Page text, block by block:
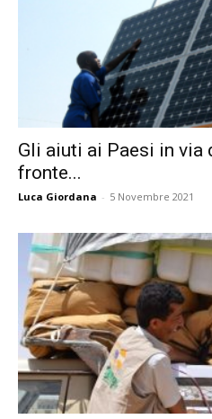
Gli aiuti ai Paesi in via
fronte...
Luca Giordana - 5 Novembre 2021